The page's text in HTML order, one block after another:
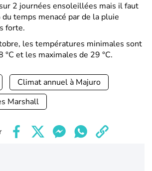
2 journées ensoleillées mais il faut
temps menacé par de la pluie
forte.
les températures minimales sont
°C et les maximales de 29 °C.
Climat annuel à Majuro
Marshall